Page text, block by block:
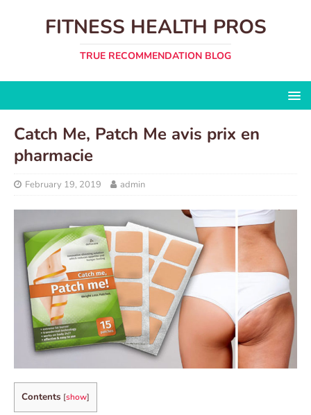
FITNESS HEALTH PROS
TRUE RECOMMENDATION BLOG
Catch Me, Patch Me avis prix en
pharmacie
February 19, 2019 admin
Contents [show]